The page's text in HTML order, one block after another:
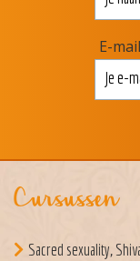
E-
Cursussen
Sacred sexuality,